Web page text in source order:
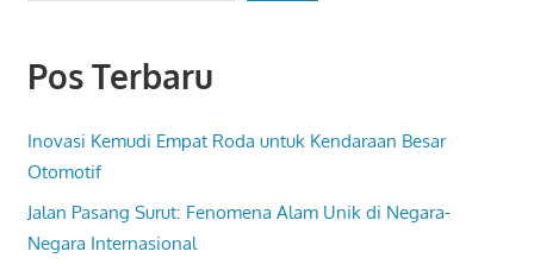
Pos Terbaru
Inovasi Kemudi Empat Roda untuk Kendaraan Besar
Otomotif
Jalan Pasang Surut: Fenomena Alam Unik di Negara-
Negara Internasional